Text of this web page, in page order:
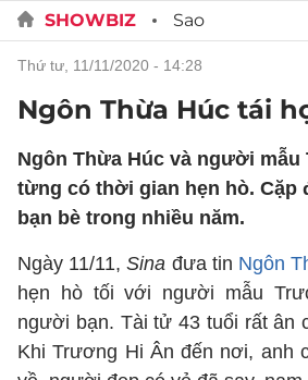
SHOWBIZ Sao
thứ tư, 11/11/2020 - 14:28
Ngôn Thừa Húc tái
Ngôn Thừa Húc và người mẫu
từng có thời gian hẹn hò. Cặp
bạn bè trong nhiều năm.
Ngày 11/11,Sina đưa tin Ngôn
hẹn hò tối với người mẫu
người bạn. Tài tử 43 tuổi rất ân
Khi Trương Hi Ân đến nơi, anh